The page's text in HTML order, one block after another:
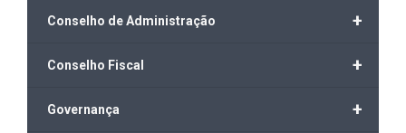
+
Conselho de Administração
+
Conselho Fiscal
+
Governança